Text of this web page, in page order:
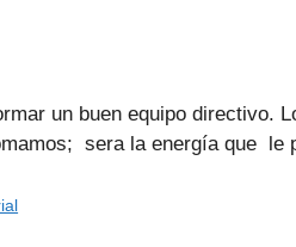
un buen equipo directivo.
sera la energía que le